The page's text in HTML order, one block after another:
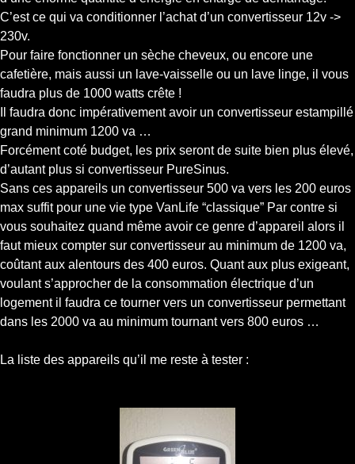
C’est ce qui va conditionner l’achat d’un convertisseur 12v ->
230v.
Pour faire fonctionner un sèche cheveux, ou encore une
cafetière, mais aussi un lave-vaisselle ou un lave linge, il vous
faudra plus de 1000 watts crête !
Il faudra donc impérativement avoir un convertisseur estampillé
grand minimum 1200 va …
Forcément coté budget, les prix seront de suite bien plus élevé,
d’autant plus si convertisseur PureSinus.
Sans ces appareils un convertisseur 500 va vers les 200 euros
max suffit pour une vie type VanLife “classique” Par contre si
vous souhaitez quand même avoir ce genre d’appareil alors il
faut mieux compter sur convertisseur au minimum de 1200 va,
coûtant aux alentours des 400 euros. Quant aux plus exigeant,
voulant s’approcher de la consommation électrique d’un
logement il faudra ce tourner vers un convertisseur permettant
dans les 2000 va au minimum tournant vers 800 euros …
La liste des appareils qu’il me reste à tester :